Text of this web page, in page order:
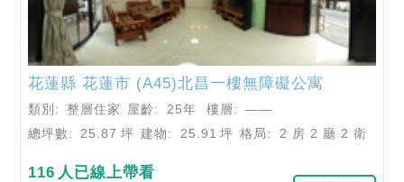
花蓮縣 花蓮市 (A45)北昌一樓無障礙公寓
類別: 整層住家 屋齡: 25年 樓層:
——
總坪數:
25.87 坪 建物: 25.91 坪 格局: 2 房 2 廳 2 衛
116 人已線上帶看